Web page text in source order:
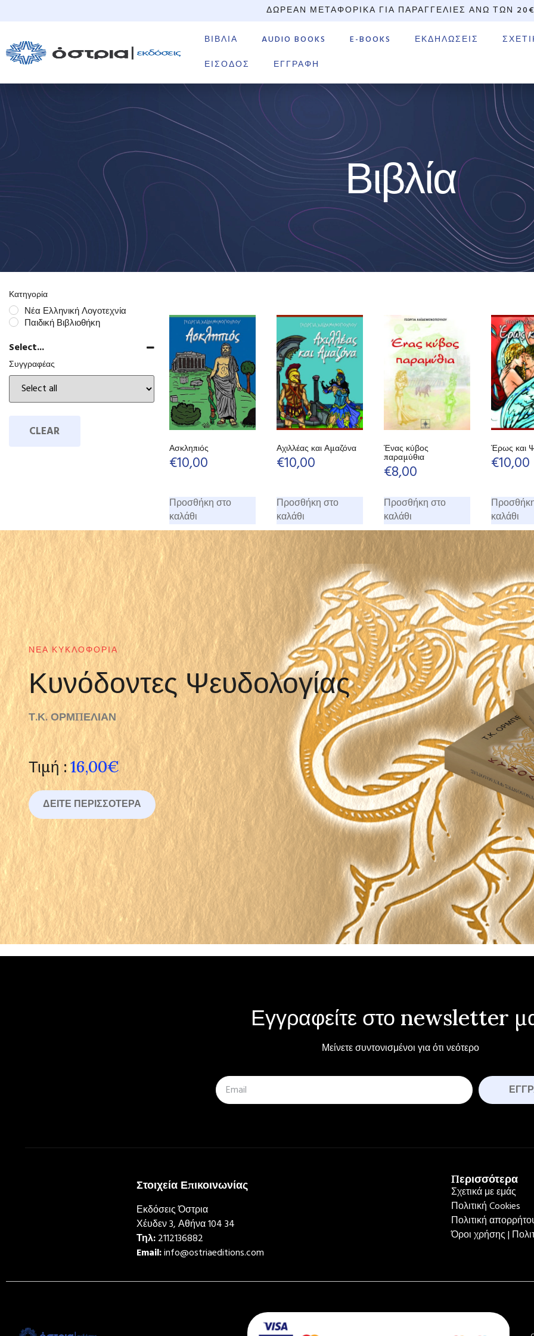
ΔΩΡΕΆΝ ΜΕΤΑΦΟΡΙΚΆ ΓΙΑ ΠΑΡΑΓΓΕΛΊΕΣ ΆΝΩ ΤΩΝ
ΒΙΒΛΊΑ AUDIO BOOKS E-BOOKS ΕΚΔΗΛΏΣΕΙΣ
ΕΊΣΟΔΟΣ
ΕΓΓΡΑΦΉ
Βιβλία
Κατηγορία
Νέα Ελληνική Λογοτεχνία
Παιδική Βιβλιοθήκη
Select...
Συγγραφέας
CLEAR
Ασκληπιός
€10,00
Προσθήκη στο
καλάθι
Αχιλλέας και Αμαζόνα
€10,00
Προσθήκη στο
καλάθι
Ένας κύβος
παραμύθια
€8,00
Προσθήκη στο
καλάθι
Έρως και
€10,00
καλάθι
ΝΈΑ ΚΥΚΛΟΦΟΡΊΑ
Κυνόδοντες Ψευδολογίας
Τ.Κ. ΟΡΜΠΕΛΙΑΝ
Τιμή : 16,00€
ΔΕΊΤΕ ΠΕΡΙΣΣΌΤΕΡΑ
Εγγραφείτε στο newsletter
Μείνετε συντονισμένοι για ότι νεότερο
Στοιχεία Επικοινωνίας
Εκδόσεις Όστρια
Χέυδεν 3, Αθήνα 104 34
Τηλ:2112136882
Email:info@ostriaeditions.com
Περισσότερα
Σχετικά με εμάς
Πολιτική Cookies
Πολιτική
Όροι χρήσης |